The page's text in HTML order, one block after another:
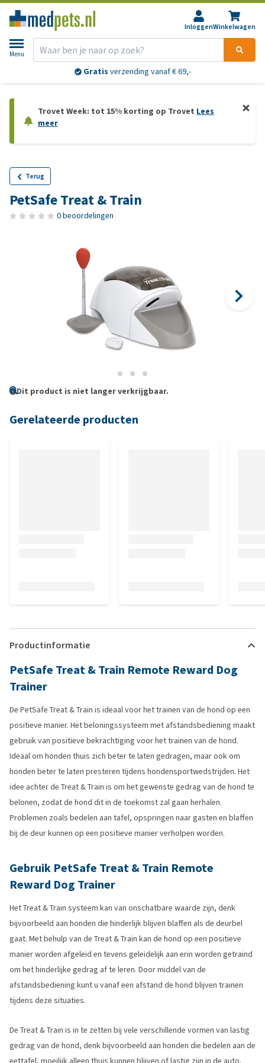
InloggenWinkelwagen
Menu
Gratis verzending vanaf € 69,-
Trovet Week: tot 15% korting op Trovet Lees
meer
Terug
PetSafe Treat & Train
0 beoordelingen
Dit product is niet langer verkrijgbaar.
Gerelateerde producten
Productinformatie
PetSafe Treat & Train Remote Reward Dog
Trainer
De PetSafe Treat & Train is ideaal voor het trainen van de hond op een
positieve manier. Het beloningssysteem met afstandsbediening maakt
gebruik van positieve bekrachtiging voor het trainen van de hond.
Ideaal om honden thuis zich beter te laten gedragen, maar ook om
honden beter te laten presteren tijdens hondensportwedstrijden. Het
idee achter de Treat & Train is om het gewenste gedrag van de hond te
belonen, zodat de hond dit in de toekomst zal gaan herhalen.
Problemen zoals bedelen aan tafel, opspringen naar gasten en blaffen
bij de deur kunnen op een positieve manier verholpen worden.
Gebruik PetSafe Treat & Train Remote
Reward Dog Trainer
Het Treat & Train systeem kan van onschatbare waarde zijn, denk
bijvoorbeeld aan honden die hinderlijk blijven blaffen als de deurbel
gaat. Met behulp van de Treat & Train kan de hond op een positieve
manier worden afgeleid en tevens geleidelijk aan erin worden getraind
om het hinderlijke gedrag af te leren. Door middel van de
afstandsbediening kunt u vanaf een afstand de hond blijven trainen
tijdens deze situaties.
De Treat & Train is in te zetten bij vele verschillende vormen van lastig
gedrag van de hond, denk bijvoorbeeld aan honden die bedelen aan de